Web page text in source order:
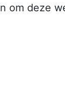
om deze